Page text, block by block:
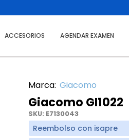
ACCESORIOS AGENDAR EXAMEN
Marca: Giacomo
Giacomo GI1022
SKU: E7130043
Reembolso con isapre